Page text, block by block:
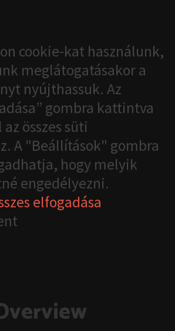
cookie-kat használunk,
meglátogatásakor a
nyújthassuk. Az
gombra kattintva
összes süti
A "Beállítások" gombra
hogy melyik
engedélyezni.
elfogadása